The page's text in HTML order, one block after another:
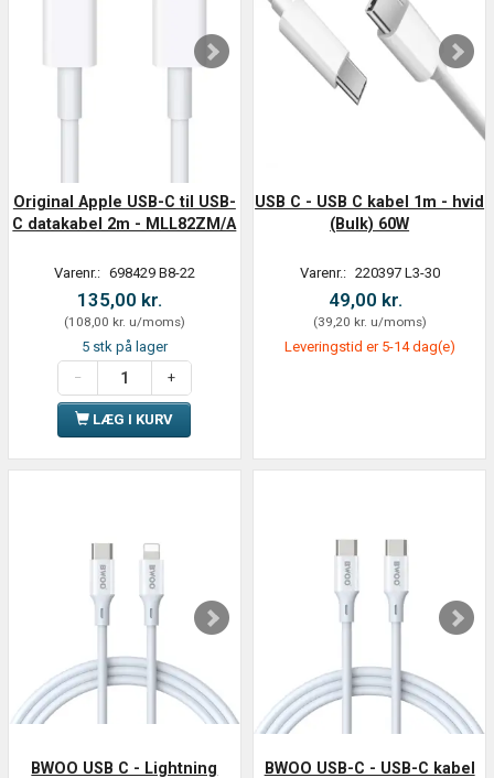
Original Apple USB-C til USB-
C datakabel 2m - MLL82ZM/A
Varenr.: 698429 B8-22
135,00 kr.
(108,00 kr. u/moms)
5 stk på lager
LÆG I KURV
USB C - USB C kabel 1m - hvid
(Bulk) 60W
Varenr.: 220397 L3-30
49,00 kr.
(39,20 kr. u/moms)
Leveringstid er 5-14 dag(e)
BWOO USB C - Lightning
BWOO USB-C - USB-C kabel